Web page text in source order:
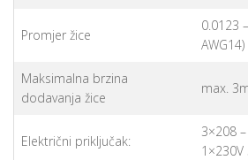
Promjer žice
0.0123
AWG14)
Maksimalna brzina
dodavanja žice
max.
Električni priključak:
3×208